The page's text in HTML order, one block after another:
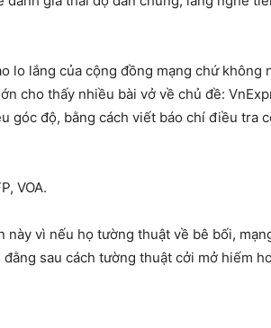
lo lắng của cộng đồng mạng chứ không
cho thấy nhiều bài vở về chủ đề:
góc độ, bằng cách viết báo chí điều tra
VOA.
vì nếu họ tường thuật về bê bối,
sau cách tường thuật cởi mở hiếm